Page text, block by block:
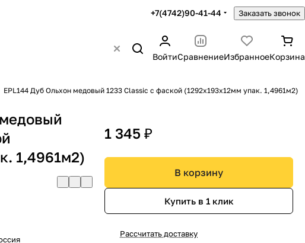
+7(4742)90-41-44 Заказать звонок
ВойтиСравнениеИзбранноеКорзина
EPL144 Дуб Ольхон медовый 1233 Сlassic с фаской (1292х193х12мм упак. 1,4961м2)
1,4961м2)
1 345 ₽
В корзину
Купить в 1 клик
Рассчитать доставку